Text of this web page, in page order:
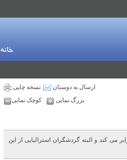
خانه
نسخه چاپی
ارسال به دوستان
بزرگ نمایی
کوچک نمایی
می کند و البته گردشگران استرالیایی از این